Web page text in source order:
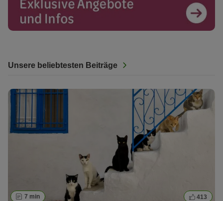
Unsere beliebtesten Beiträge
7 min 413